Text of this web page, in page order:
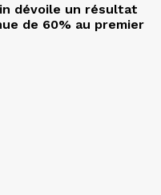
dévoile un résultat
de 60% au premier